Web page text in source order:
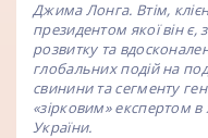
Джима Лонга. Втім,
президентом якої він є,
розвитку та
глобальних подій на
свинини та сегменту
«зірковим» експертом
України.